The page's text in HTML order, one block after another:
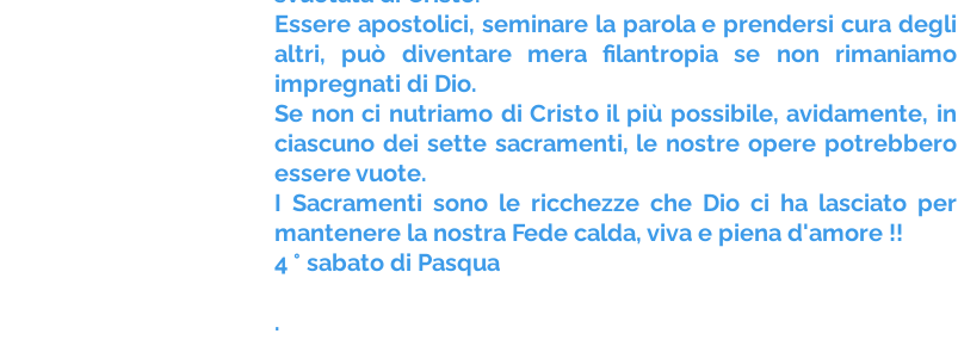
Essere apostolici, seminare la parola e prendersi cura degli
altri, può diventare mera filantropia se non rimaniamo
impregnati di Dio.
Se non ci nutriamo di Cristo il più possibile, avidamente, in
ciascuno dei sette sacramenti, le nostre opere potrebbero
essere vuote.
I Sacramenti sono le ricchezze che Dio ci ha lasciato per
mantenere la nostra Fede calda, viva e piena d'amore !!
4 ° sabato di Pasqua
.